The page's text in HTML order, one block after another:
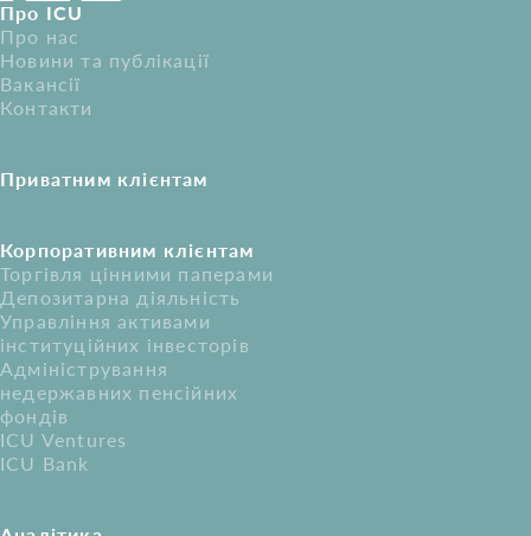
Про ICU
Про нас
Новини та публікації
Вакансії
Контакти
Приватним клієнтам
Корпоративним клієнтам
Торгівля цінними паперами
Депозитарна діяльність
Управління активами
інституційних інвесторів
Адміністрування
недержавних пенсійних
фондів
ICU Ventures
ICU Bank